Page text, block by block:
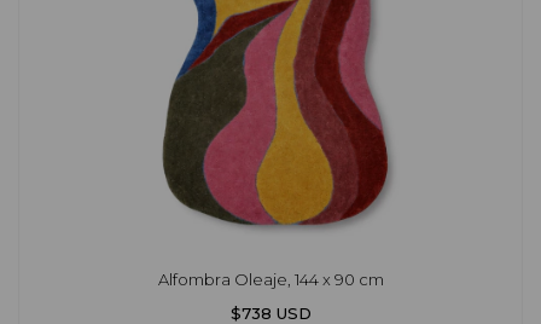
Alfombra Oleaje, 144 x 90 cm
$738 USD